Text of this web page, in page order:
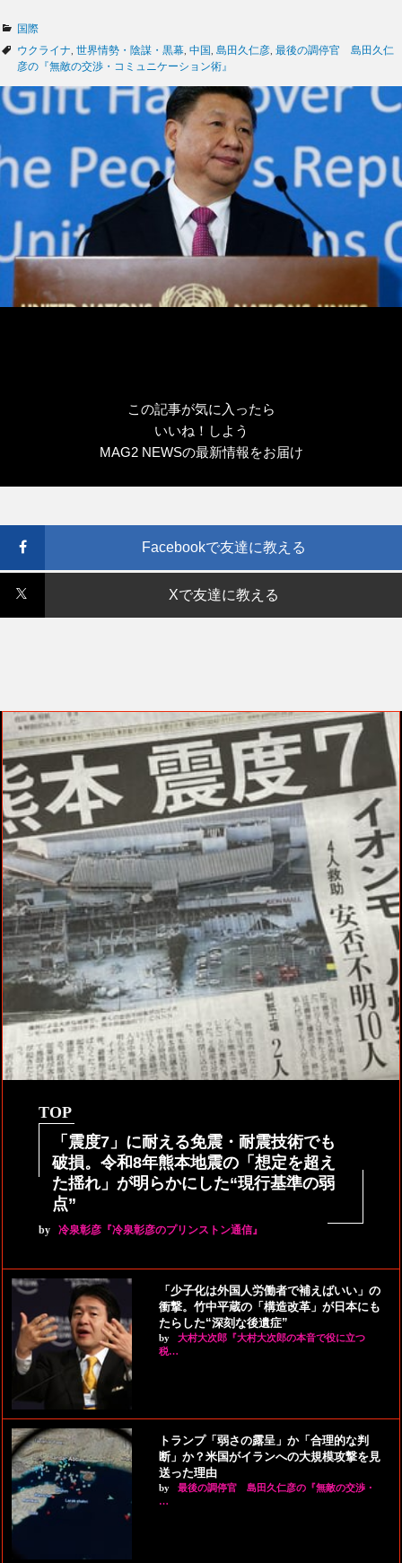
カ
テ
ゴ
ー
国際
タ
グ
ウクライナ 世界情勢・陰謀・黒幕 中国 島田久仁彦 最後の調停官 島田久仁
彦の『無敵の交渉・コミュニケーション術』
この記事が気に入ったら
いいね！しよう
MAG2 NEWSの最新情報をお届け
Facebookで友達に教える
Xで友達に教える
TOP
「震度7」に耐える免震・耐震技術でも
破損。令和8年熊本地震の「想定を超え
た揺れ」が明らかにした“現行基準の弱
点”
by 冷泉彰彦『冷泉彰彦のプリンストン通信』
「少子化は外国人労働者で補えばいい」の
衝撃。竹中平蔵の「構造改革」が日本にも
たらした“深刻な後遺症”
by
大村大次郎『大村大次郎の本音で役に立つ
税…
トランプ「弱さの露呈」か「合理的な判
断」か？米国がイランへの大規模攻撃を見
送った理由
by
最後の調停官 島田久仁彦の『無敵の交渉・
…